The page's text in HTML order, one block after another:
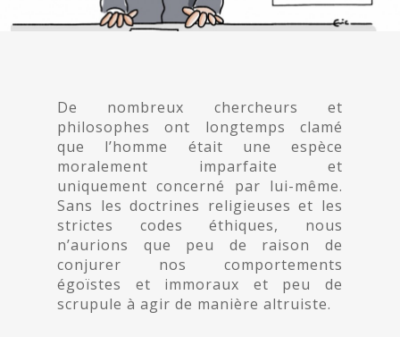
De nombreux chercheurs et
philosophes ont longtemps clamé
que l’homme était une espèce
moralement imparfaite et
uniquement concerné par lui-même.
Sans les doctrines religieuses et les
strictes codes éthiques, nous
n’aurions que peu de raison de
conjurer nos comportements
égoïstes et immoraux et peu de
scrupule à agir de manière altruiste.